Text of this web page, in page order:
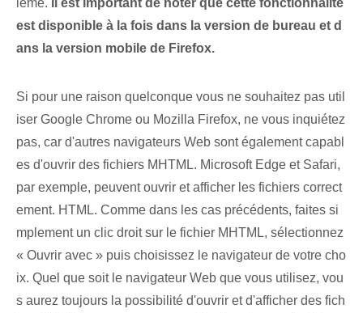
lème.
Il est important de noter que cette fonctionnalité
est disponible à la fois dans la version de bureau et d
ans la version mobile de Firefox.
Si pour une raison quelconque vous ne souhaitez pas util
iser Google Chrome ou Mozilla Firefox, ne vous inquiétez
pas, car d'autres navigateurs Web sont également capabl
es d'ouvrir des fichiers MHTML. Microsoft Edge et Safari,
par exemple, peuvent ouvrir et afficher les fichiers correct
ement. HTML. Comme dans les cas précédents, faites si
mplement un clic droit sur le fichier MHTML, sélectionnez
« Ouvrir avec » puis choisissez le navigateur de votre cho
ix. Quel que soit le navigateur Web que vous utilisez, vou
s aurez toujours la possibilité d'ouvrir et d'afficher des fich